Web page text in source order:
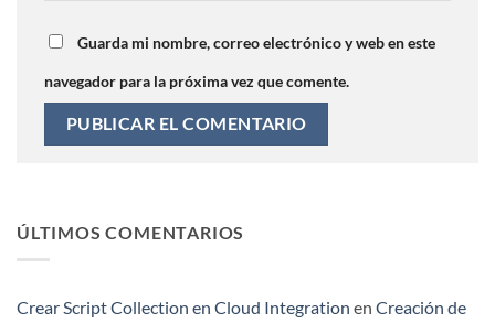
Guarda mi nombre, correo electrónico y web en este
navegador para la próxima vez que comente.
ÚLTIMOS COMENTARIOS
Crear Script Collection en Cloud Integration en Creación de